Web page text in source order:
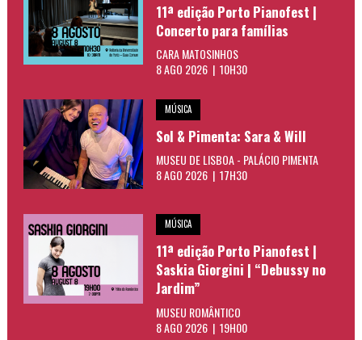
11ª edição Porto Pianofest |
Concerto para famílias
CARA MATOSINHOS
8 AGO 2026 | 10H30
MÚSICA
Sol & Pimenta: Sara & Will
MUSEU DE LISBOA - PALÁCIO PIMENTA
8 AGO 2026 | 17H30
MÚSICA
11ª edição Porto Pianofest |
Saskia Giorgini | “Debussy no
Jardim”
MUSEU ROMÂNTICO
8 AGO 2026 | 19H00